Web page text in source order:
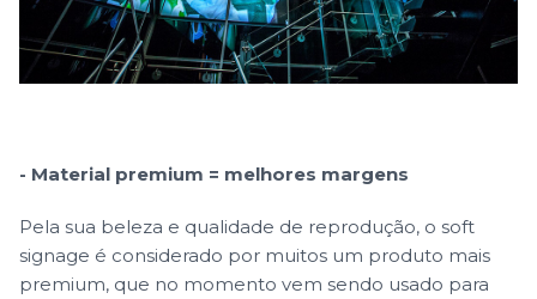
- Material premium = melhores margens
Pela sua beleza e qualidade de reprodução, o soft
signage é considerado por muitos um produto mais
premium, que no momento vem sendo usado para